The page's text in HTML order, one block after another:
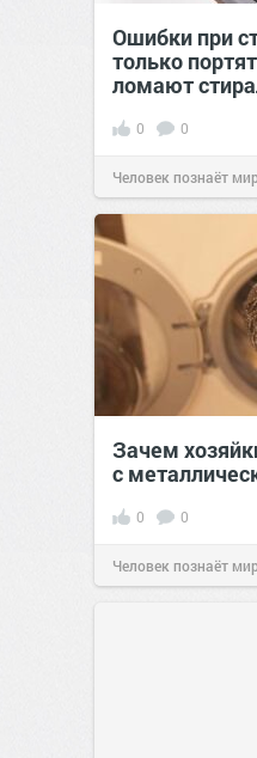
Ошибки при
только
ломают
0 0
Человек познаёт
Зачем
с
0 0
Человек познаёт